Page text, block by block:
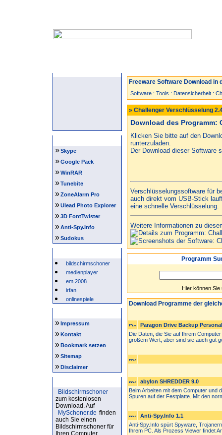
»Skype
»Google Pack
»WinRAR
»Tunebite
»ZoneAlarm Pro
»Ulead Photo Explorer
»3D FontTwister
»Anti-Spy.Info
»Sudokus
bildschirmschoner
medienplayer
em 2008
irfan
onlinespiele
»Impressum
»Kontakt
»Bookmark setzen
»Sitemap
»Disclaimer
Bildschirmschoner
zum kostenlosen
Download. Auf
MySchoner.de finden
auch Sie einen
Bildschirmschoner für
Ihren Computer.
Freeware Software Download in
Software : Tools : Datensicherheit :
» Challenger Verschlüsselung
Download des Programm:
Klicken Sie bitte auf den
runterzuladen.
Der Download dieser Software
Verschlüsselungssoftware für
auch direkt vom USB-Stick
eine schnelle Verschlüsselung.
Weitere Informationen zu
Programm
Hier können
Download Programme der
Paragon Drive Backup
Die Daten, die Sie auf Ihrem
großem Wert, aber sind sie auch gut
abylon SHREDDER 9.0
Beim Arbeiten mit dem Computer und
Spuren auf der Festplatte. Mit den
Anti-Spy.Info 1.1
Anti-Spy.Info spürt Spyware,
Ihrem PC. Als Prozess Viewer findet